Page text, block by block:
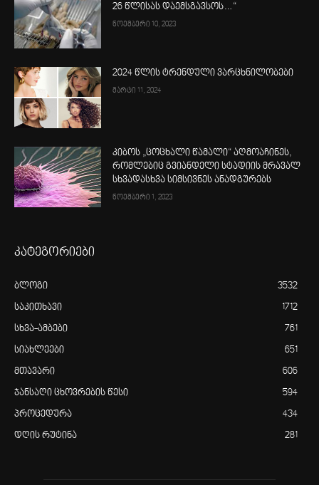
26 წლისას დაემსგავსოს…“
ნოემბერი 10, 2023
2024 წლის ტრენდული ვარცხნილობები
მარტი 11, 2024
კიბოს „ცოცხალი წამალი“ აღმოაჩინეს,
რომლებიც გვიანდელი სტადიის მრავალ
სხვადასხვა სიმსივნეს ანადგურებს
ნოემბერი 1, 2023
კატეგორიები
ბლოგი 3532
საკითხავი 1712
სხვა-ამბები 761
სიახლეები 651
მთავარი 606
ჯანსაღი ცხოვრების წესი 594
პროცედურა 434
დღის რუტინა 281